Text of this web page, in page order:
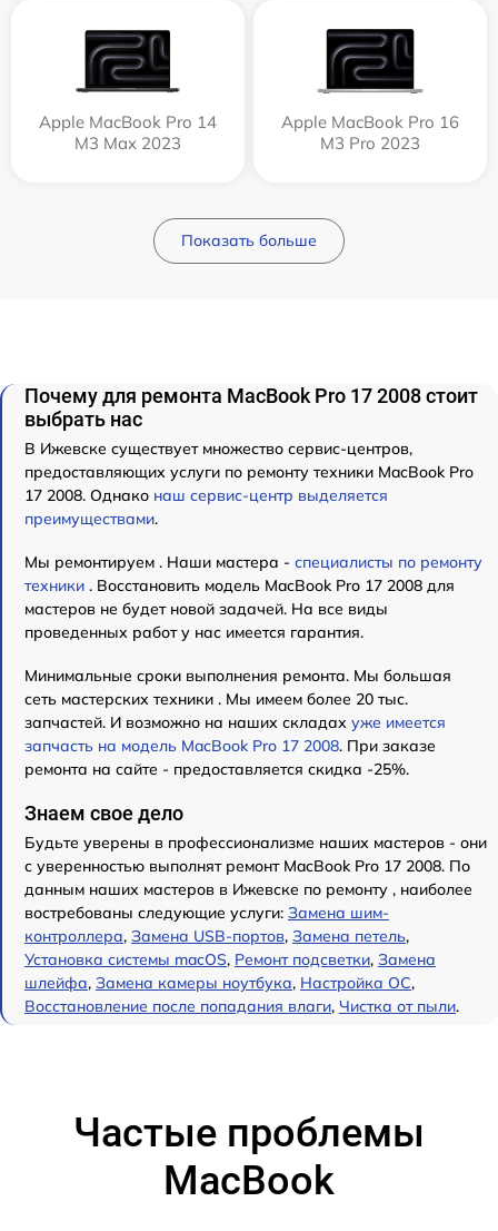
Apple MacBook Pro 14
M3 Max 2023
Apple MacBook Pro 16
M3 Pro 2023
Показать больше
Почему для ремонта MacBook Pro 17 2008 стоит
выбрать нас
В Ижевске существует множество сервис-центров,
предоставляющих услуги по ремонту техники MacBook Pro
17 2008. Однако наш сервис-центр выделяется
преимуществами.
Мы ремонтируем . Наши мастера - специалисты по ремонту
техники . Восстановить модель MacBook Pro 17 2008 для
мастеров не будет новой задачей. На все виды
проведенных работ у нас имеется гарантия.
Минимальные сроки выполнения ремонта. Мы большая
сеть мастерских техники . Мы имеем более 20 тыс.
запчастей. И возможно на наших складах уже имеется
запчасть на модель MacBook Pro 17 2008. При заказе
ремонта на сайте - предоставляется скидка -25%.
Знаем свое дело
Будьте уверены в профессионализме наших мастеров - они
с уверенностью выполнят ремонт MacBook Pro 17 2008. По
данным наших мастеров в Ижевске по ремонту , наиболее
востребованы следующие услуги: Замена шим-
контроллера, Замена USB-портов, Замена петель,
Установка системы macOS, Ремонт подсветки, Замена
шлейфа, Замена камеры ноутбука, Настройка ОС,
Восстановление после попадания влаги, Чистка от пыли.
Частые проблемы
MacBook